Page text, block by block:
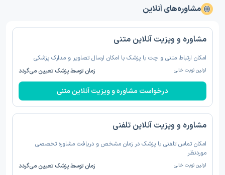
مشاوره‌های آنلاین
مشاوره و ویزیت آنلاین متنی
امکان ارتباط متنی و چت با پزشک با امکان ارسال تصاویر و مدارک پزشکی
اولین نوبت خالی زمان توسط پزشک تعیین می‌گردد
درخواست مشاوره و ویزیت آنلاین متنی
مشاوره و ویزیت آنلاین تلفنی
امکان تماس تلفنی با پزشک در زمان مشخص و دریافت مشاوره تخصصی
موردنظر
اولین نوبت خالی زمان توسط پزشک تعیین می‌گردد